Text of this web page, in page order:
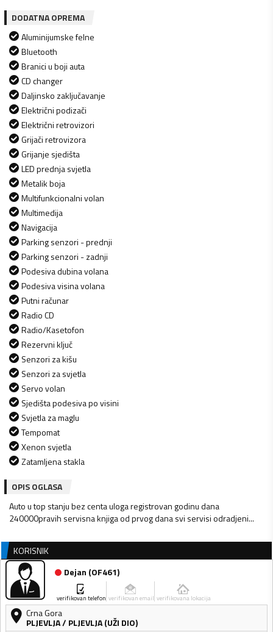
DODATNA OPREMA
Aluminijumske felne
Bluetooth
Branici u boji auta
CD changer
Daljinsko zaključavanje
Električni podizači
Električni retrovizori
Grijači retrovizora
Grijanje sjedišta
LED prednja svjetla
Metalik boja
Multifunkcionalni volan
Multimedija
Navigacija
Parking senzori - prednji
Parking senzori - zadnji
Podesiva dubina volana
Podesiva visina volana
Putni računar
Radio CD
Radio/Kasetofon
Rezervni ključ
Senzori za kišu
Senzori za svjetla
Servo volan
Sjedišta podesiva po visini
Svjetla za maglu
Tempomat
Xenon svjetla
Zatamljena stakla
OPIS OGLASA
Auto u top stanju bez centa uloga registrovan godinu dana
240000pravih servisna knjiga od prvog dana svi servisi odradjeni...
KORISNIK
Dejan (OF461)
verifikovan telefon verifikovan email verifikovana lokacija
Crna Gora
PLJEVLJA/ PLJEVLJA (UŽI DIO)